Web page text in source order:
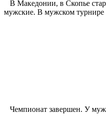
В Македонии, в Скопье
мужские. В мужском турнире
Чемпионат завершен. У